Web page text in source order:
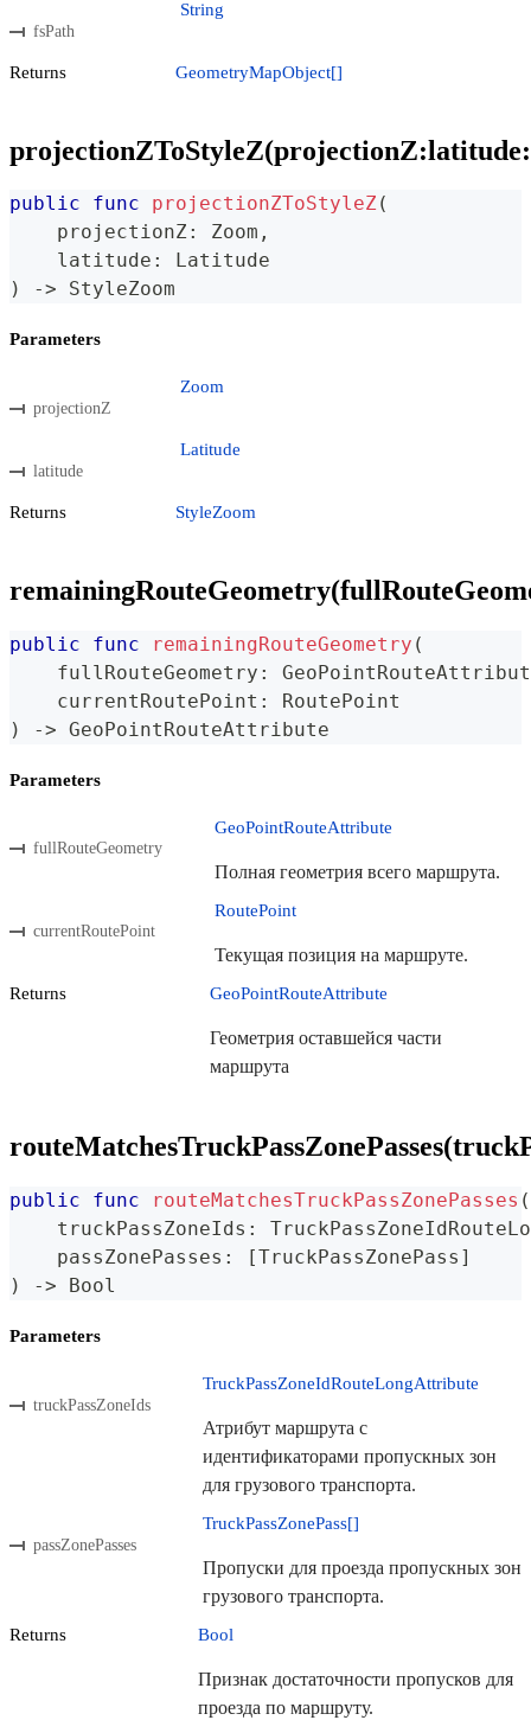
fsPath
String
Returns GeometryMapObject[]
public func projectionZToStyleZ(
    projectionZ
: Zoom ,
    latitude
:
Latitude
)
-> StyleZoom
Parameters
projectionZ
Zoom
latitude
Latitude
Returns StyleZoom
public func remainingRouteGeometry (
    fullRouteGeometry
:
    currentRoutePoint
:
RoutePoint
)
-> GeoPointRouteAttribute
Parameters
fullRouteGeometry
GeoPointRouteAttribute
Полная геометрия всего маршрута.
currentRoutePoint
RoutePoint
Текущая позиция на маршруте.
Returns GeoPointRouteAttribute
Геометрия оставшейся части
маршрута
public func routeMatchesTruckPassZonePasses (
    truckPassZoneIds
:
    passZonePasses
: [TruckPassZonePass ]
)
-> Bool
Parameters
truckPassZoneIds
TruckPassZoneIdRouteLongAttribute
Атрибут маршрута с
идентификаторами пропускных зон
для грузового транспорта.
passZonePasses
TruckPassZonePass[]
Пропуски для проезда пропускных зон
грузового транспорта.
Returns Bool
Признак достаточности пропусков для
проезда по маршруту.